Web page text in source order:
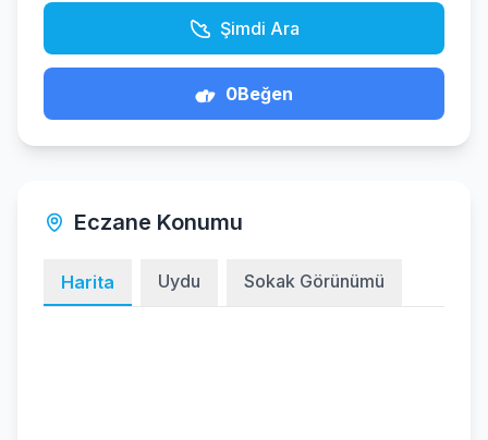
Şimdi Ara
0Beğen
Eczane Konumu
Harita Uydu Sokak Görünümü